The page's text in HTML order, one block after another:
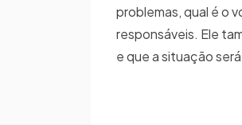
problemas, qual é o
responsáveis. Ele
e que a situação